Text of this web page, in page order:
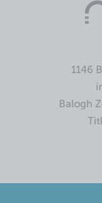
1146
Balogh